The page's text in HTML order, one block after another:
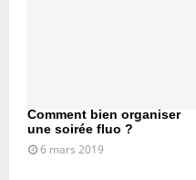
Comment bien organiser
une soirée fluo ?
6 mars 2019